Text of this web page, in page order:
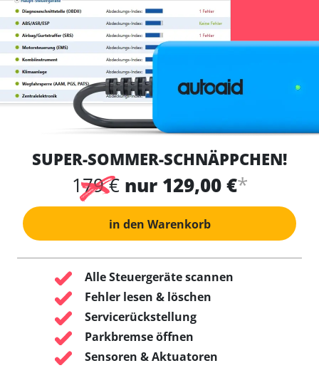
SUPER-SOMMER-SCHNÄPPCHEN!
179 € nur 129,00 €*
in den Warenkorb
Alle Steuergeräte scannen
Fehler lesen & löschen
Servicerückstellung
Parkbremse öffnen
Sensoren & Aktuatoren